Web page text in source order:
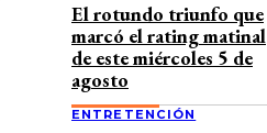
El rotundo triunfo que
marcó el rating matinal
de este miércoles 5 de
agosto
ENTRETENCIÓN